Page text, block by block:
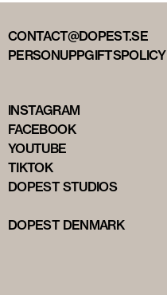
CONTACT@DOPEST.SE
PERSONUPPGIFTSPOLICY
INSTAGRAM
FACEBOOK
YOUTUBE
TIKTOK
DOPEST STUDIOS
DOPEST DENMARK